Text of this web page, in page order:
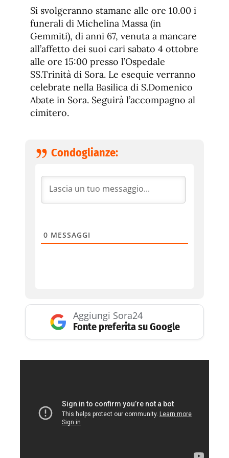
fuente
de
fuente.
Si svolgeranno stamane alle ore 10.00 i
funerali di Michelina Massa (in
Gemmiti), di anni 67, venuta a mancare
all’affetto dei suoi cari sabato 4 ottobre
alle ore 15:00 presso l’Ospedale
SS.Trinità di Sora. Le esequie verranno
celebrate nella Basilica di S.Domenico
Abate in Sora. Seguirà l’accompagno al
cimitero.
Condoglianze:
0 MESSAGGI
Aggiungi Sora24
Fonte preferita su Google